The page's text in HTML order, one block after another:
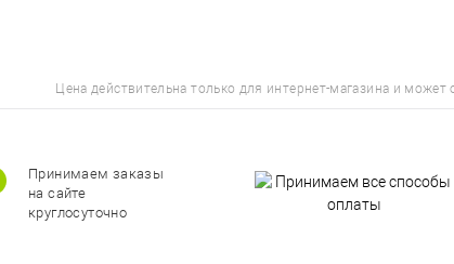
Цена действительна только для интернет-магазина и
Принимаем заказы
на сайте
круглосуточно